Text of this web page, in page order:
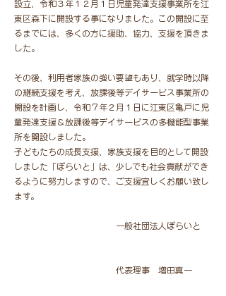
設立、令和３年１２月１日児童発達支援事業所を江
東区森下に開設する事になりました。この開設に至
るまでには、多くの方に援助、協力、支援を頂きま
した。
その後、利用者家族の強い要望もあり、就学時以降
の継続支援を考え、放課後等デイサービス事業所の
開設を計画し、令和７年２月１日に江東区亀戸に児
童発達支援＆放課後等デイサービスの多機能型事業
所を開設しました。
子どもたちの成長支援、家族支援を目的として開設
しました「ぽらいと」は、少しでも社会貢献ができ
るように努力しますので、ご支援宜しくお願い致し
ます。
一般社団法人ぽらいと
代表理事 増田真一